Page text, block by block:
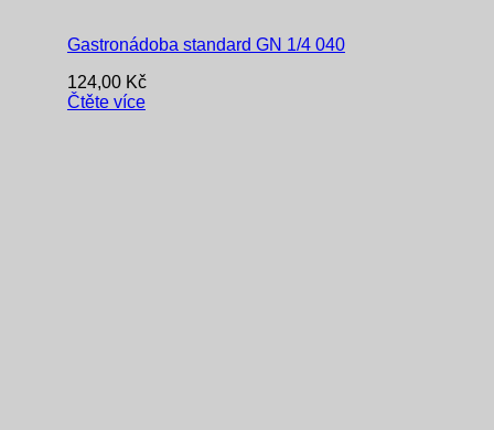
Gastronádoba standard GN 1/4 040
124,00 Kč
Čtěte více